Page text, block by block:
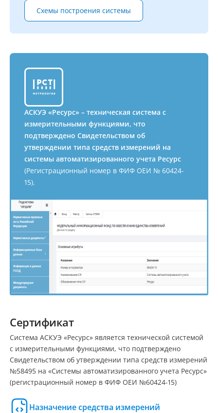
Cхемы построения системы
АСКУЭ «Ресурс» – техническая система с
измерительными функциями, что
подтверждено Свидетельством об
утверждении типа средств измерений на
системы автоматизированного учета Ресурс
(Регистрационный номер в ФИФ ОЕИ № 60424-
15).
Сертификат
Система АСКУЭ «Ресурс» является технической системой
с измерительными функциями, что подтверждено
Свидетельством об утверждении типа средств измерений
№58495 на «Системы автоматизированного учета Ресурс»
(регистрационный номер в ФИФ ОЕИ №60424-15)
Назначение средства измерений